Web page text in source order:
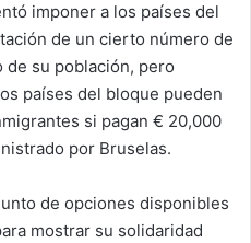
imponer a los países del
de un cierto número de
de su población, pero
países del bloque pueden
si pagan € 20,000
por Bruselas.
de opciones disponibles
mostrar su solidaridad